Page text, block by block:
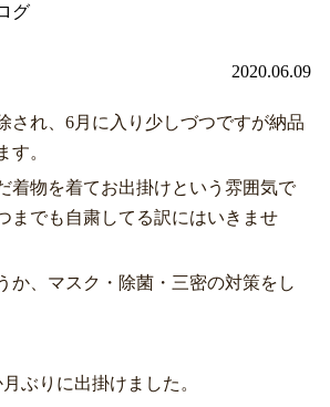
グ
2020.06.09
され、6月に入り少しづつですが納品
す。
着物を着てお出掛けという雰囲気で
までも自粛してる訳にはいきませ
か、マスク・除菌・三密の対策をし
ぶりに出掛けました。